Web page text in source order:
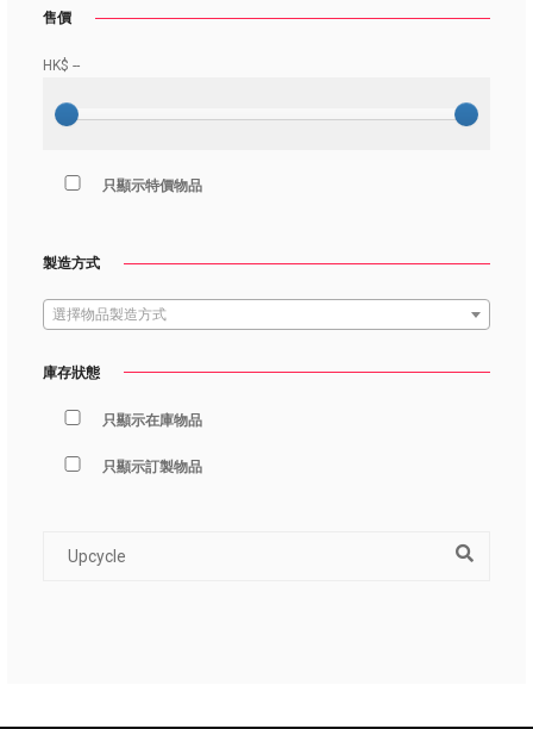
售價
HK$ --
只顯示特價物品
製造方式
選擇物品製造方式
庫存狀態
只顯示在庫物品
只顯示訂製物品